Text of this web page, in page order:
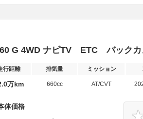
G 4WD ナビTV ETC バック
行距離 排気量 ミッション
万km 660cc AT/CVT
体価格